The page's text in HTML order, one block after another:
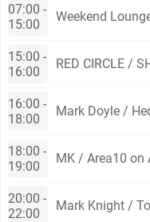
07:00 -
15:00
Weekend
15:00 -
16:00
RED CIRCLE /
16:00 -
18:00
Mark Doyle /
18:00 -
19:00
MK / Area10 on
20:00 -
22:00
Mark Knight /